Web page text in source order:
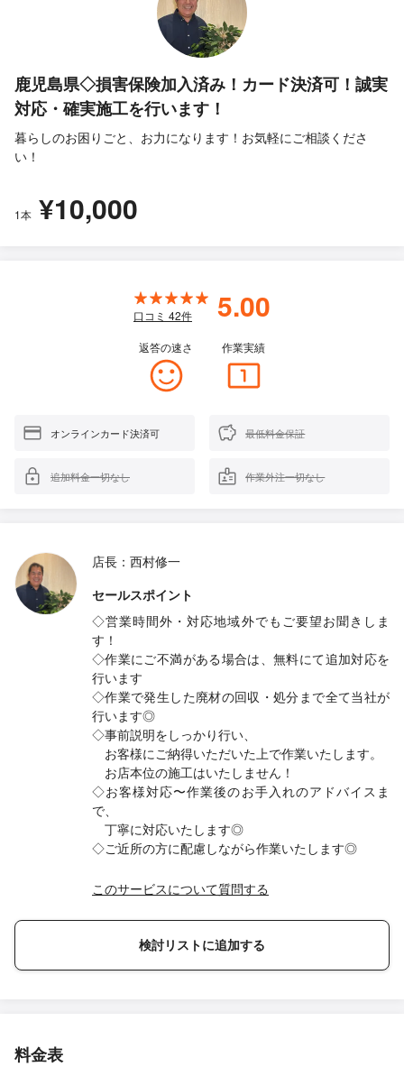
鹿児島県◇損害保険加入済み！カード決済可！誠実
対応・確実施工を行います！
暮らしのお困りごと、お力になります！お気軽にご相談くださ
い！
1本 ¥10,000
口コミ 42件 5.00
返答の速さ 作業実績
オンラインカード決済可 最低料金保証
追加料金一切なし 作業外注一切なし
店長：西村修一
セールスポイント
◇営業時間外・対応地域外でもご要望お聞きしま
す！
◇作業にご不満がある場合は、無料にて追加対応を
行います
◇作業で発生した廃材の回収・処分まで全て当社が
行います◎
◇事前説明をしっかり行い、
お客様にご納得いただいた上で作業いたします。
お店本位の施工はいたしません！
◇お客様対応〜作業後のお手入れのアドバイスま
で、
丁寧に対応いたします◎
◇ご近所の方に配慮しながら作業いたします◎
このサービスについて質問する
検討リストに追加する
料金表